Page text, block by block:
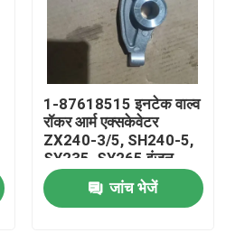
1-87618515 इनटेक वाल्व
रॉकर आर्म एक्सकेवेटर
ZX240-3/5, SH240-5,
SY235, SY265 इंजन
ZX240, SK330, CX240
के लिए
जांच भेजें